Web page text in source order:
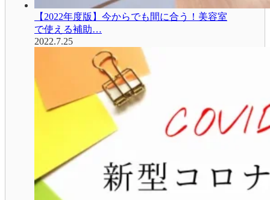
【2022年度版】今からでも間に合う！美容室
で使える補助…
2022.7.25